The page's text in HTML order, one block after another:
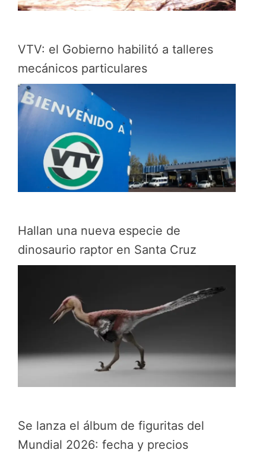
VTV: el Gobierno habilitó a talleres
mecánicos particulares
Hallan una nueva especie de
dinosaurio raptor en Santa Cruz
Se lanza el álbum de figuritas del
Mundial 2026: fecha y precios